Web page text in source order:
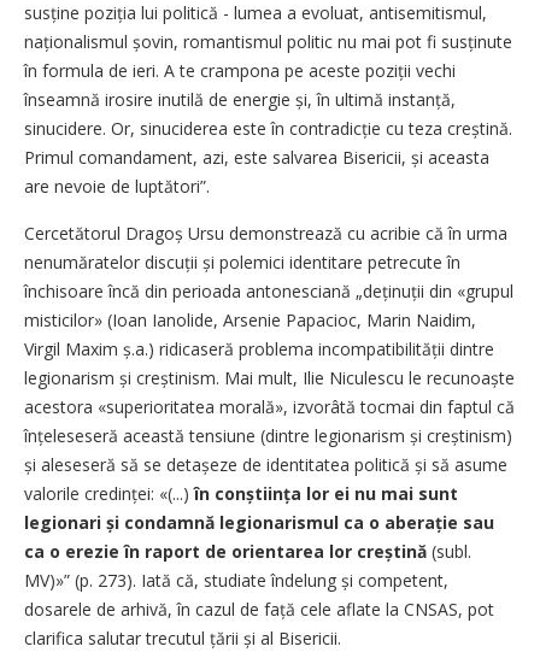
susține poziția lui politică - lumea a evoluat, antisemitismul,
naționalismul șovin, romantismul politic nu mai pot fi susținute
în formula de ieri. A te crampona pe aceste poziții vechi
înseamnă irosire inutilă de energie și, în ultimă instanță,
sinucidere. Or, sinuciderea este în contradicție cu teza creștină.
Primul comandament, azi, este salvarea Bisericii, și aceasta
are nevoie de luptători”.
Cercetătorul Dragoș Ursu demonstrează cu acribie că în urma
nenumăratelor discuții și polemici identitare petrecute în
închisoare încă din perioada antonesciană „deținuții din «grupul
misticilor» (Ioan Ianolide, Arsenie Papacioc, Marin Naidim,
Virgil Maxim ș.a.) ridicaseră problema incompatibilității dintre
legionarism și creștinism. Mai mult, Ilie Niculescu le recu­noaște
acestora «superioritatea morală», izvorâtă tocmai din faptul că
înțeleseseră această tensiune (dintre legionarism și creștinism)
și aleseseră să se detașeze de identitatea politică și să asume
valorile credinței: «(...)în conștiin­ța lor ei nu mai sunt
legionari și condamnă legionarismul ca o aberație sau
ca o erezie în raport de orientarea lor creștină (subl.
MV)»” (p. 273). Iată că, studiate îndelung și com­petent,
dosarele de arhivă, în cazul de față cele aflate la CNSAS, pot
clarifica salutar trecutul țării și al Bisericii.